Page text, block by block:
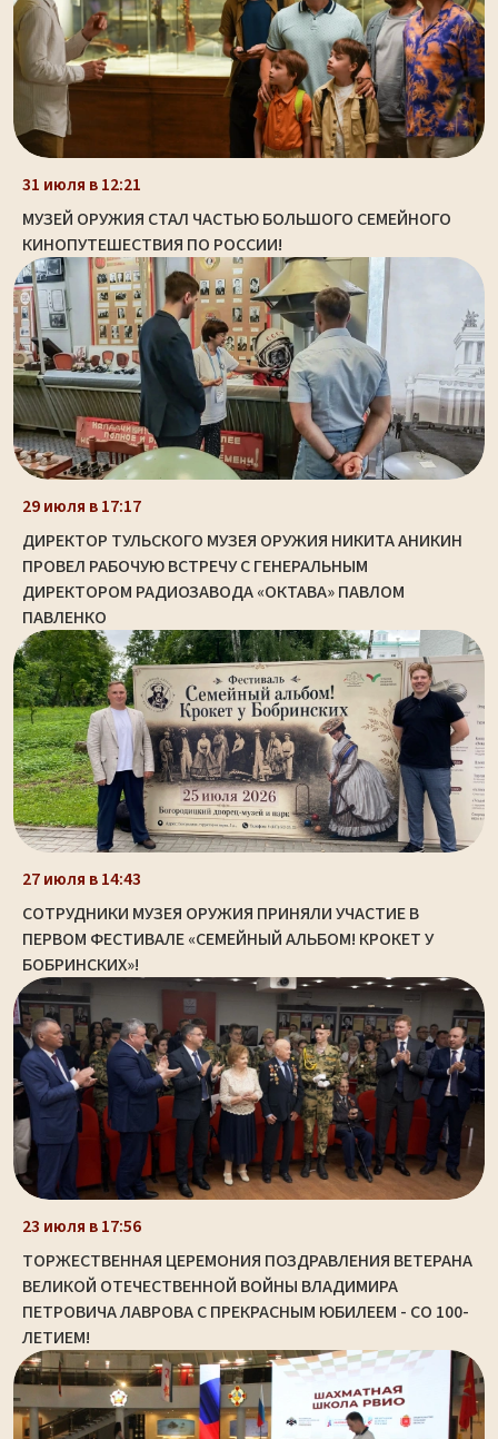
31 июля в 12:21
МУЗЕЙ ОРУЖИЯ СТАЛ ЧАСТЬЮ БОЛЬШОГО СЕМЕЙНОГО
КИНОПУТЕШЕСТВИЯ ПО РОССИИ!
29 июля в 17:17
ДИРЕКТОР ТУЛЬСКОГО МУЗЕЯ ОРУЖИЯ НИКИТА АНИКИН
ПРОВЕЛ РАБОЧУЮ ВСТРЕЧУ С ГЕНЕРАЛЬНЫМ
ДИРЕКТОРОМ РАДИОЗАВОДА «ОКТАВА» ПАВЛОМ
ПАВЛЕНКО
27 июля в 14:43
СОТРУДНИКИ МУЗЕЯ ОРУЖИЯ ПРИНЯЛИ УЧАСТИЕ В
ПЕРВОМ ФЕСТИВАЛЕ «СЕМЕЙНЫЙ АЛЬБОМ! КРОКЕТ У
БОБРИНСКИХ»!
23 июля в 17:56
ТОРЖЕСТВЕННАЯ ЦЕРЕМОНИЯ ПОЗДРАВЛЕНИЯ ВЕТЕРАНА
ВЕЛИКОЙ ОТЕЧЕСТВЕННОЙ ВОЙНЫ ВЛАДИМИРА
ПЕТРОВИЧА ЛАВРОВА С ПРЕКРАСНЫМ ЮБИЛЕЕМ - СО 100-
ЛЕТИЕМ!